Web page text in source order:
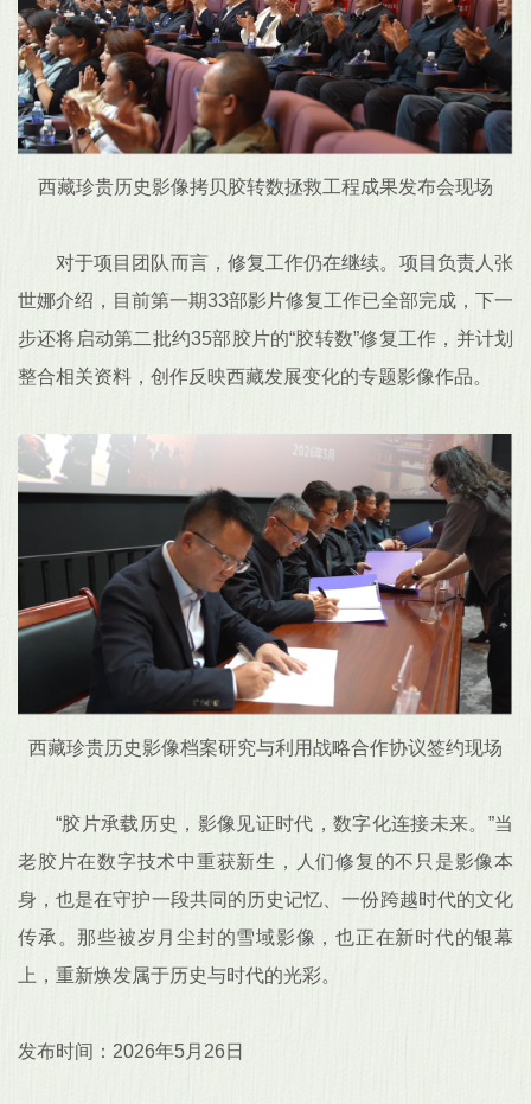
西藏珍贵历史影像拷贝胶转数拯救工程成果发布会现场
对于项目团队而言，修复工作仍在继续。项目负责人张
世娜介绍，目前第一期33部影片修复工作已全部完成，下一
步还将启动第二批约35部胶片的“胶转数”修复工作，并计划
整合相关资料，创作反映西藏发展变化的专题影像作品。
西藏珍贵历史影像档案研究与利用战略合作协议签约现场
“胶片承载历史，影像见证时代，数字化连接未来。”当
老胶片在数字技术中重获新生，人们修复的不只是影像本
身，也是在守护一段共同的历史记忆、一份跨越时代的文化
传承。那些被岁月尘封的雪域影像，也正在新时代的银幕
上，重新焕发属于历史与时代的光彩。
发布时间：2026年5月26日